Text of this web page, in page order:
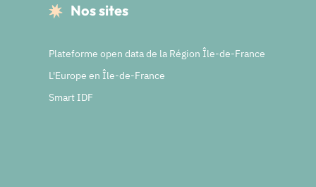
Nos sites
Plateforme open data de la Région Île-de-France
L'Europe en Île-de-France
Smart IDF